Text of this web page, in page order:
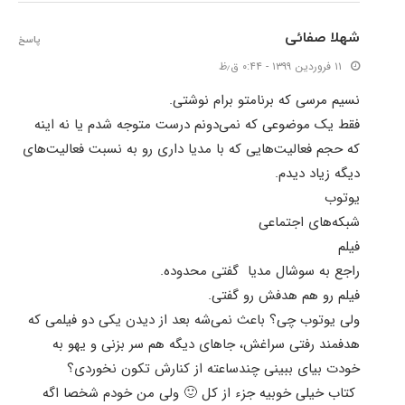
شهلا صفائی
۱۱ فروردین ۱۳۹۹ - ۰:۴۴ ق٫ظ
نسیم مرسی که برنامتو برام نوشتی.
فقط یک موضوعی که نمی‌دونم درست متوجه شدم یا نه اینه
که حجم فعالیت‌هایی که با مدیا داری رو به نسبت فعالیت‌های
دیگه زیاد دیدم.
یوتوب
شبکه‌های اجتماعی
فیلم
راجع به سوشال مدیا گفتی محدوده.
فیلم رو هم هدفش رو گفتی.
ولی یوتوب چی؟ باعث نمی‌شه بعد از دیدن یکی دو فیلمی که
هدفمند رفتی سراغش، جاهای دیگه هم سر بزنی و یهو به
خودت بیای ببینی چندساعته از کنارش تکون نخوردی؟
کتاب خیلی خوبیه جزء از کل 🙂 ولی من خودم شخصا اگه
پاسخ